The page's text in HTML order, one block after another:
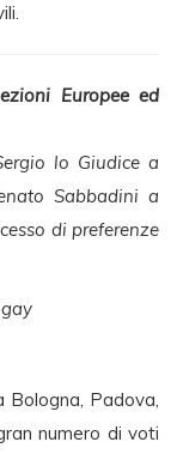
Europee ed
lo Giudice a
Sabbadini a
di preferenze
Bologna, Padova,
numero di voti